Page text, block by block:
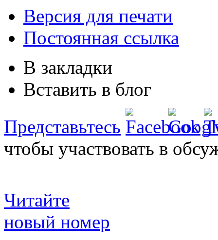
Версия для печати
Постоянная ссылка
В закладки
Вставить в блог
Представьтесь
чтобы участвовать в
Читайте
новый номер